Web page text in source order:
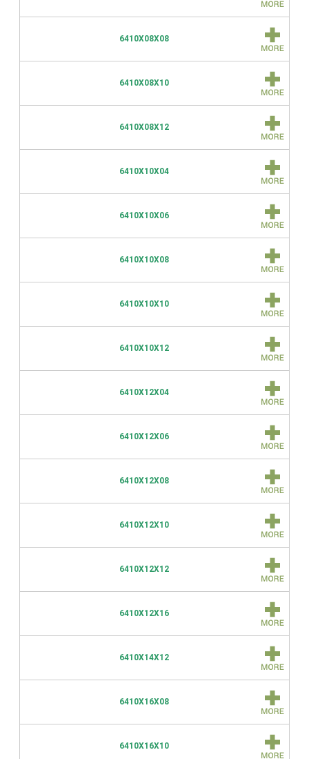
6410X08X08
6410X08X10
6410X08X12
6410X10X04
6410X10X06
6410X10X08
6410X10X10
6410X10X12
6410X12X04
6410X12X06
6410X12X08
6410X12X10
6410X12X12
6410X12X16
6410X14X12
6410X16X08
6410X16X10